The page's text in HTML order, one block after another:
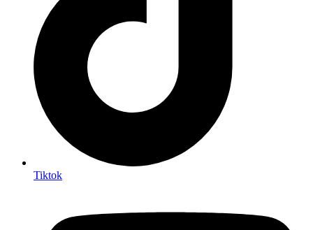
Tiktok